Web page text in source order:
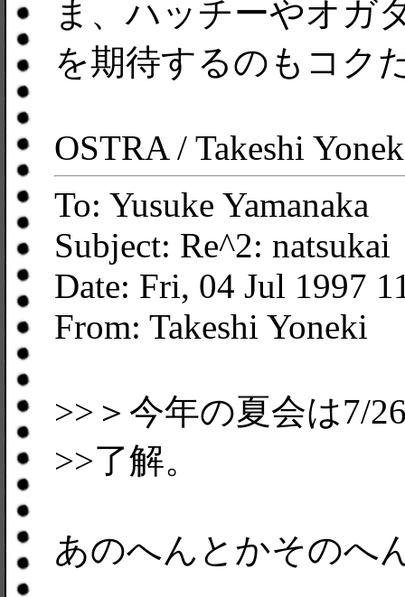
ま、ハッチーやオガ
を期待するのもコク
OSTRA / Takeshi
To: Yusuke Yamanaka
Subject: Re^2: natsukai
Date: Fri, 04 Jul 1997
From: Takeshi Yoneki
>>＞今年の夏会は7/
>>了解。
あのへんとかそのへ